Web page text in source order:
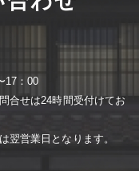
17：00
合せは24時間受付けてお
翌営業⽇となります。